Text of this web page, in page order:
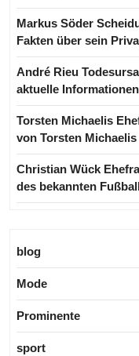
Markus Söder
Fakten über sein
André Rieu
aktuelle Informationen
Torsten Michaelis
von Torsten Michaelis
Christian Wück
des bekannten
blog
Mode
Prominente
sport